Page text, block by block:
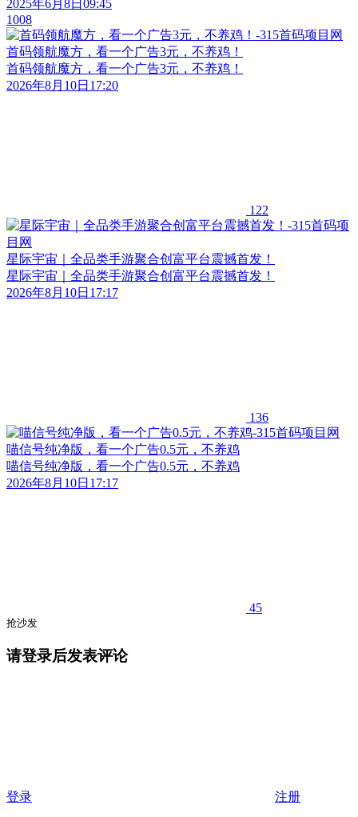
2025年6月8日09:45
1008
首码领航魔方，看一个广告3元，不养鸡！
首码领航魔方，看一个广告3元，不养鸡！
2026年8月10日17:20
122
星际宇宙｜全品类手游聚合创富平台震撼首发！
星际宇宙｜全品类手游聚合创富平台震撼首发！
2026年8月10日17:17
136
喵信号纯净版，看一个广告0.5元，不养鸡
喵信号纯净版，看一个广告0.5元，不养鸡
2026年8月10日17:17
45
抢沙发
请登录后发表评论
登录 注册